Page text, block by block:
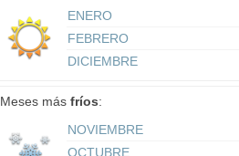
ENERO
FEBRERO
DICIEMBRE
Meses másfríos:
NOVIEMBRE
OCTUBRE